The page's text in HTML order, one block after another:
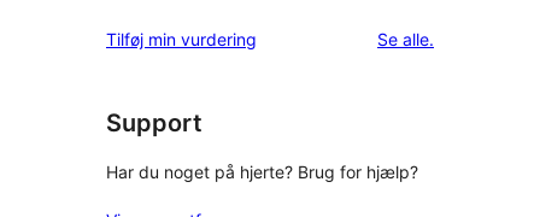
anmeldelser
stjernet
Tilføj min vurdering Se alleanmeldelser
.
Support
Har du noget på hjerte? Brug for hjælp?